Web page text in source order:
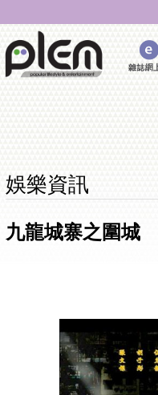
娛樂資訊
九龍城寨之圍城